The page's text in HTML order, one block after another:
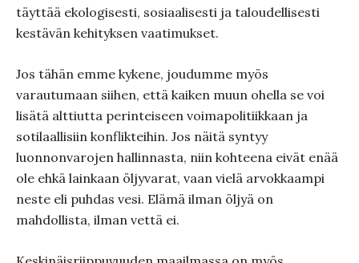
täyttää ekologisesti, sosiaalisesti ja taloudellisesti
kestävän kehityksen vaatimukset.
Jos tähän emme kykene, joudumme myös
varautumaan siihen, että kaiken muun ohella se voi
lisätä alttiutta perinteiseen voimapolitiikkaan ja
sotilaallisiin konflikteihin. Jos näitä syntyy
luonnonvarojen hallinnasta, niin kohteena eivät enää
ole ehkä lainkaan öljyvarat, vaan vielä arvokkaampi
neste eli puhdas vesi. Elämä ilman öljyä on
mahdollista, ilman vettä ei.